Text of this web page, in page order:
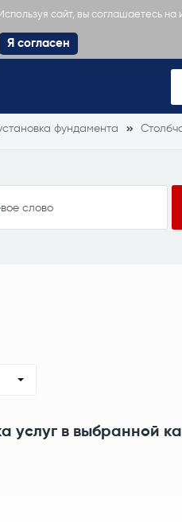
сайт, вы соглашаетесь
Я согласен
фундамента
в выбранной